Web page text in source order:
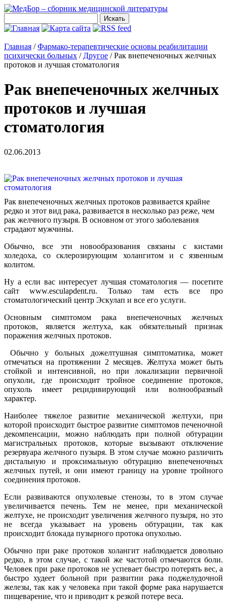
Главная /Фармако-терапевтические основы реабилитации
психически больных / Другое /Рак внепеченочных желчных
протоков и лучшая стоматология
Рак внепеченочных желчных
протоков и лучшая
стоматология
02.06.2013
Рак внепеченочных желчных протоков развивается крайне
редко и этот вид рака, развивается в несколько раз реже, чем
рак желчного пузыря. В основном от этого заболевания
страдают мужчины.
Обычно, все эти новообразования связаны с кистами
холедоха, со склерозирующим холангитом и с язвенным
колитом.
Ну а если вас интересует лучшая стоматология — посетите
сайт www.esculapdent.ru. Только там есть все про
стоматологический центр Эскулап и все его услуги.
Основным симптомом рака внепеченочных желчных
протоков, является желтуха, как обязательный признак
поражения желчных протоков.
Обычно у больных дожелтушная симптоматика, может
отмечаться на протяжении 2 месяцев. Желтуха может быть
стойкой и интенсивной, но при локализации первичной
опухоли, где происходит тройное соединение протоков,
опухоль имеет рецидивирующий или волнообразный
характер.
Наиболее тяжелое развитие механической желтухи, при
которой происходит быстрое развитие симптомов печеночной
декомпенсации, можно наблюдать при полной обтурации
магистральных протоков, которые вызывают отключение
резервуара желчного пузыря. В этом случае можно различить
дистальную и проксимальную обтурацию внепеченочных
желчных путей, и они имеют границу на уровне тройного
соединения протоков.
Если развиваются опухолевые стенозы, то в этом случае
увеличивается печень. Тем не менее, при механической
желтухе, не происходит увеличения желчного пузыря, но это
не всегда указывает на уровень обтурации, так как
происходит блокада пузырного протока опухолью.
Обычно при раке протоков холангит наблюдается довольно
редко, в этом случае, с такой же частотой отмечаются боли.
Человек при раке протоков не успевает быстро потерять вес, а
быстро худеет больной при развитии рака поджелудочной
железы, так как у человека при такой форме рака нарушается
пищеварение, что и приводит к резкой потере веса.